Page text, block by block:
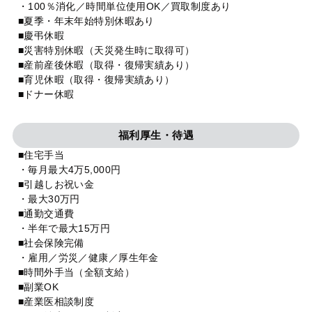
・100％消化／時間単位使用OK／買取制度あり
■夏季・年末年始特別休暇あり
■慶弔休暇
■災害特別休暇（天災発生時に取得可）
■産前産後休暇（取得・復帰実績あり）
■育児休暇（取得・復帰実績あり）
■ドナー休暇
福利厚生・待遇
■住宅手当
・毎月最大4万5,000円
■引越しお祝い金
・最大30万円
■通勤交通費
・半年で最大15万円
■社会保険完備
・雇用／労災／健康／厚生年金
■時間外手当（全額支給）
■副業OK
■産業医相談制度